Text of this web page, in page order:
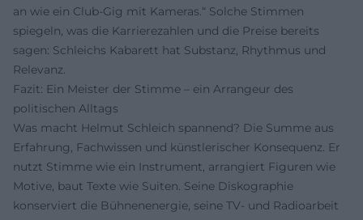
an wie ein Club‑Gig mit Kameras.“ Solche Stimmen
spiegeln, was die Karrierezahlen und die Preise bereits
sagen: Schleichs Kabarett hat Substanz, Rhythmus und
Relevanz.
Fazit: Ein Meister der Stimme – ein Arrangeur des
politischen Alltags
Was macht Helmut Schleich spannend? Die Summe aus
Erfahrung, Fachwissen und künstlerischer Konsequenz. Er
nutzt Stimme wie ein Instrument, arrangiert Figuren wie
Motive, baut Texte wie Suiten. Seine Diskographie
konserviert die Bühnenenergie, seine TV‑ und Radioarbeit